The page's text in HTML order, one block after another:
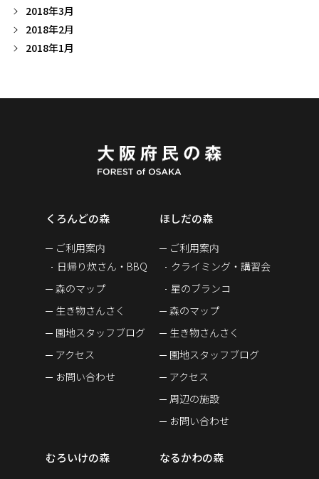
2018年3月
2018年2月
2018年1月
くろんどの森
ご利用案内
日帰り炊さん・BBQ
森のマップ
生き物さんさく
園地スタッフブログ
アクセス
お問い合わせ
ほしだの森
ご利用案内
クライミング・講習会
星のブランコ
森のマップ
生き物さんさく
園地スタッフブログ
アクセス
周辺の施設
お問い合わせ
むろいけの森 なるかわの森